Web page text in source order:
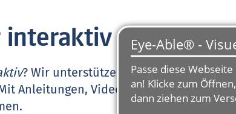
interaktiv
? Wir unterstützen Sie sehr gerne und
Anleitungen, Video-Tutorials und FAQ zu